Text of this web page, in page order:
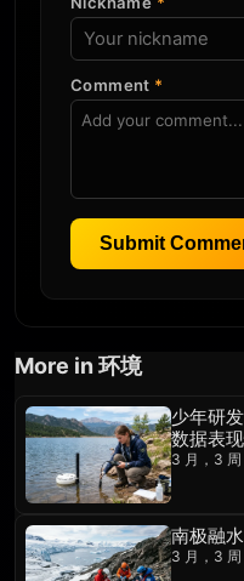
Comment *
Submit
More in 环境
少年研
数据表
3 月，3
南极融
3 月，3